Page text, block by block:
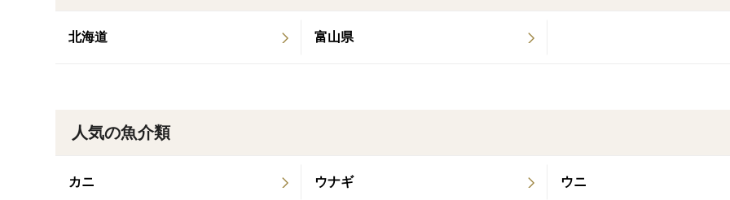
北海道 富山県
人気の魚介類
カニ ウナギ ウニ